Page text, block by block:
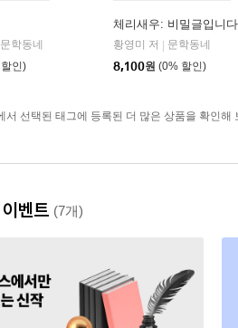
문학동네
인)
체리새우: 비밀글입니다
황영미 저 | 문학동네
8,100원 (0% 할인)
서 선택된 태그에 등록된 더 많은 상품을 확인해
벤트 (7개)